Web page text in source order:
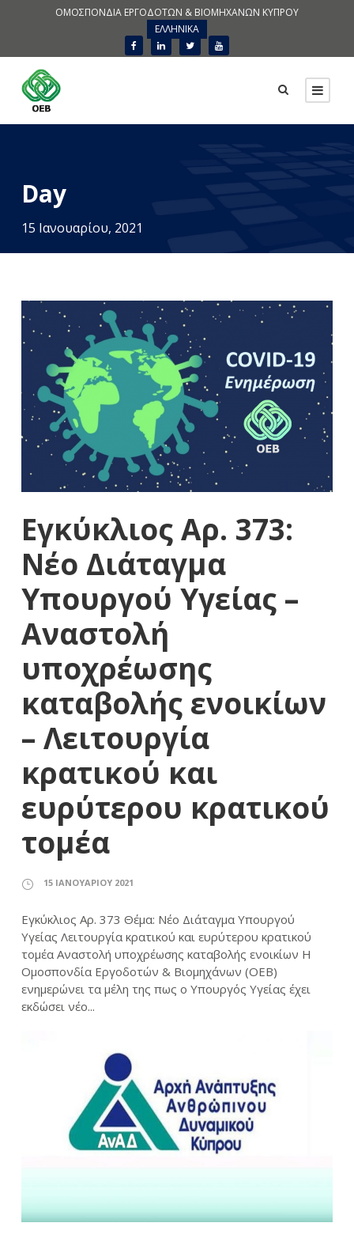
ΟΜΟΣΠΟΝΔΙΑ ΕΡΓΟΔΟΤΩΝ & ΒΙΟΜΗΧΑΝΩΝ ΚΥΠΡΟΥ
ΕΛΛΗΝΙΚΑ
Day
15 Ιανουαρίου, 2021
Εγκύκλιος Αρ. 373:
Νέο Διάταγμα
Υπουργού Υγείας –
Αναστολή
υποχρέωσης
καταβολής ενοικίων
– Λειτουργία
κρατικού και
ευρύτερου κρατικού
τομέα
15 ΙΑΝΟΥΑΡΊΟΥ 2021
Εγκύκλιος Αρ. 373 Θέμα: Νέο Διάταγμα Υπουργού
Υγείας Λειτουργία κρατικού και ευρύτερου κρατικού
τομέα Αναστολή υποχρέωσης καταβολής ενοικίων Η
Ομοσπονδία Εργοδοτών & Βιομηχάνων (ΟΕΒ)
ενημερώνει τα μέλη της πως ο Υπουργός Υγείας έχει
εκδώσει νέο...